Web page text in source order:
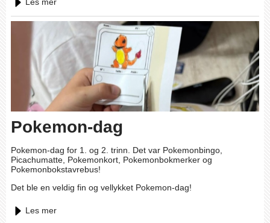
Pokemon-dag
Pokemon-dag for 1. og 2. trinn. Det var Pokemonbingo,
Picachumatte, Pokemonkort, Pokemonbokmerker og
Pokemonbokstavrebus!
Det ble en veldig fin og vellykket Pokemon-dag!
Les mer